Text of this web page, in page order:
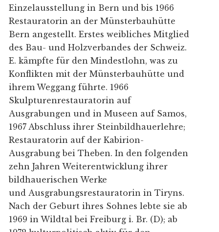
Einzelausstellung in Bern und bis 1966
Restauratorin an der Münsterbauhütte
Bern angestellt. Erstes weibliches Mitglied
des Bau- und Holzverbandes der Schweiz.
E. kämpfte für den Mindestlohn, was zu
Konflikten mit der Münsterbauhütte und
ihrem Weggang führte. 1966
Skulpturenrestauratorin auf
Ausgrabungen und in Museen auf Samos,
1967 Abschluss ihrer Steinbildhauerlehre;
Restauratorin auf der Kabirion-
Ausgrabung bei Theben. In den folgenden
zehn Jahren Weiterentwicklung ihrer
bildhauerischen Werke
und Ausgrabungsrestauratorin in Tiryns.
Nach der Geburt ihres Sohnes lebte sie ab
1969 in Wildtal bei Freiburg i. Br. (D); ab